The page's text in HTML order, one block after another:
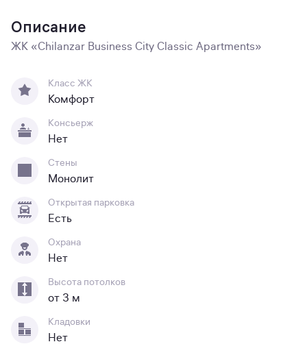
Описание
ЖК «Chilanzar Business City Classic Apartments»
Класс ЖК
Комфорт
Консьерж
Нет
Стены
Монолит
Открытая парковка
Есть
Охрана
Нет
Высота потолков
от 3 м
Кладовки
Нет